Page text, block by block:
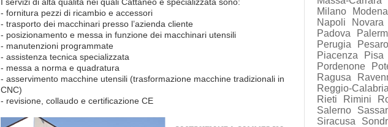
- fornitura pezzi di ricambio e accessori
- trasporto dei macchinari presso l’azienda cliente
- posizionamento e messa in funzione dei macchinari utensili
- manutenzioni programmate
- assistenza tecnica specializzata
- messa a norma e quadratura
- asservimento macchine utensili (trasformazione macchine tradizionali in
CNC)
- revisione, collaudo e certificazione CE
Milano
Modena
Napoli
Novara
Padova
Perugia
Piacenza
Pisa
Pordenone
Ragusa
Reggio-Calabria
Rieti
Rimini
Salerno
Siracusa